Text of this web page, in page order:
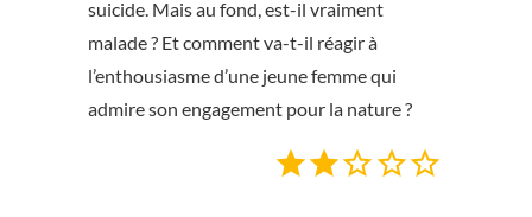
suicide. Mais au fond, est-il vraiment
malade ? Et comment va-t-il réagir à
l’enthousiasme d’une jeune femme qui
admire son engagement pour la nature ?